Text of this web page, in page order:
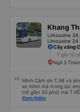
Khang
Limousine 34
Limousine 24
Cây xăng
7 giờ 10
Ngã 3
Mình Cảm ơn T.Xế và
xe mình mà trong lúc
trể giần 20 phút mà
mình như những nhà xe khác. Xe mình đi là loại xe 24p đôi . xe
Xem thêm